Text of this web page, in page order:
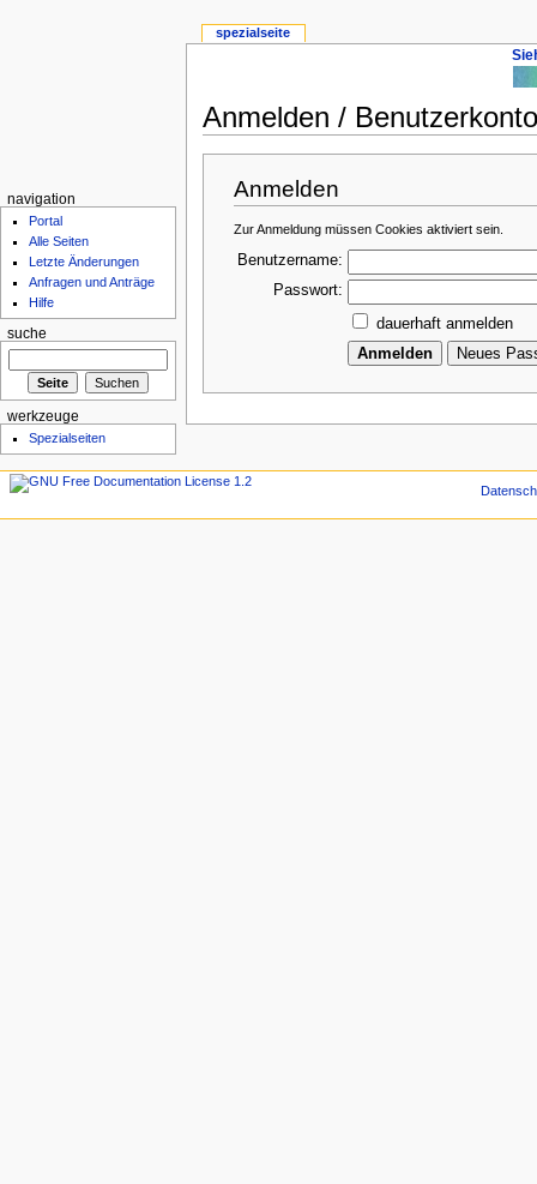
Anmelden /
Anmelden
Zur Anmeldung müssen Cookies aktiviert sein.
Benutzername:
Passwort:
dauerhaft anmelden
spezialseite
navigation
Portal
Alle Seiten
Letzte Änderungen
Anfragen und Anträge
Hilfe
suche
werkzeuge
Spezialseiten